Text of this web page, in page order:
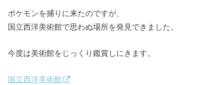
ポケモンを捕りに来たのですが、
国立西洋美術館で思わぬ場所を発見できました。
今度は美術館をじっくり鑑賞しにきます。
国立西洋美術館